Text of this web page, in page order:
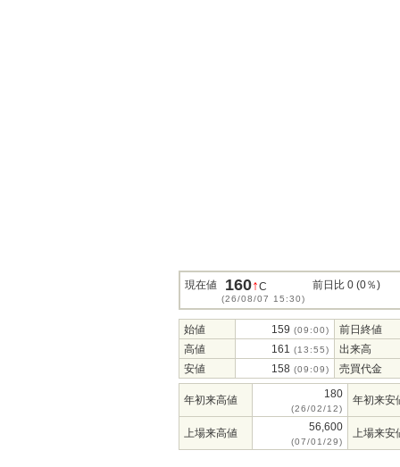
現在値 160↑C
(26/08/07 15:30)
前日比 0 (0％)
始値 159 (09:00)
前日終値
高値
161 (13:55)
出来高
安値
158 (09:09) 売買代金
年初来高値 180
(26/02/12)
年初来安
上場来高値 56,600
(07/01/29)
上場来安